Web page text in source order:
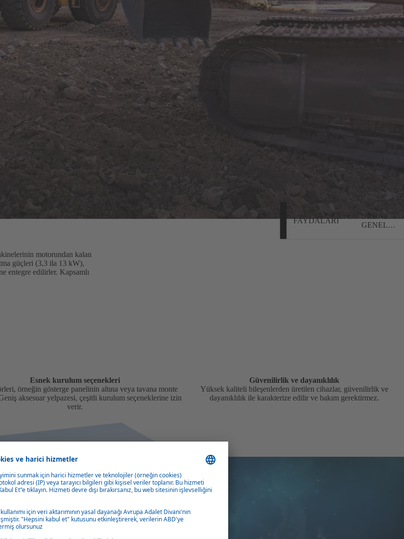
FAYDALARI
ÜRÜNE
GENEL
motorundan kalan
güçleri (3,3 ila 13 kW),
entegre edilirler. Kapsamlı
Esnek kurulum seçenekleri
örneğin gösterge panelinin altına veya tavana monte
aksesuar yelpazesi, çeşitli kurulum seçeneklerine izin
verir.
Güvenilirlik ve dayanıklılık
Yüksek kaliteli bileşenlerden üretilen cihazlar, güvenilirlik ve
dayanıklılık ile karakterize edilir ve bakım gerektirmez.